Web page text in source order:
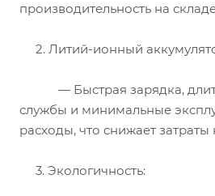
производительность на
2. Литий-ионный
— Быстрая зарядка,
службы и минимальные
расходы, что снижает
3. Экологичность: